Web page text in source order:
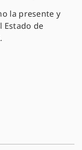
la presente y
Estado de